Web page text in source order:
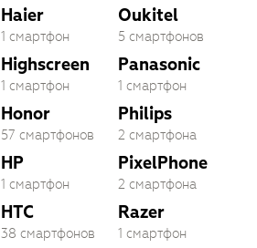
Haier
1 смартфон
Highscreen
1 смартфон
Honor
57 смартфонов
HP
1 смартфон
HTC
38 смартфонов
Oukitel
5 смартфонов
Panasonic
1 смартфон
Philips
2 смартфона
PixelPhone
2 смартфона
Razer
1 смартфон